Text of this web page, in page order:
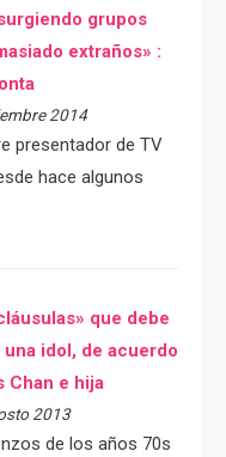
grupos
extraños» :
2014
presentador de TV
hace algunos
que debe
idol, de acuerdo
Chan e hija
2013
de los años 70s